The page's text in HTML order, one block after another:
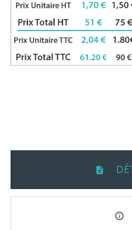
Annuler